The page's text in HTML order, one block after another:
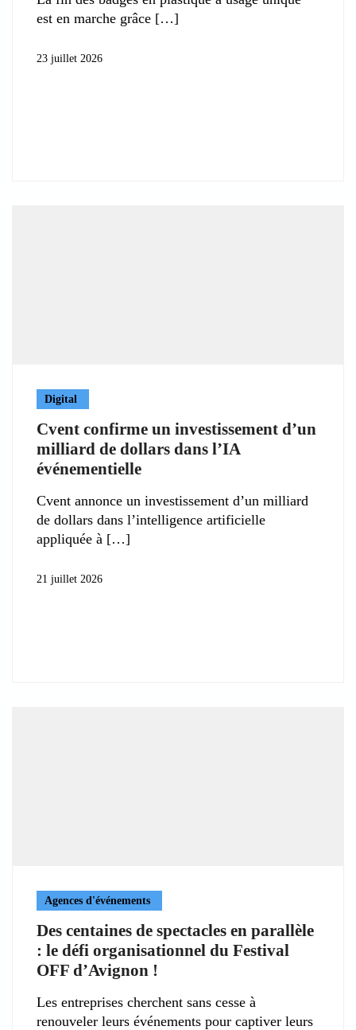
est en marche grâce
23 juillet 2026
Digital
Cvent confirme un investissement d’un
milliard de dollars dans l’IA
événementielle
Cvent annonce un investissement d’un milliard
de dollars dans l’intelligence artificielle
appliquée à
21 juillet 2026
Agences d'événements
Des centaines de spectacles en parallèle
: le défi organisationnel du Festival
OFF d’Avignon !
Les entreprises cherchent sans cesse à
renouveler leurs événements pour captiver leurs